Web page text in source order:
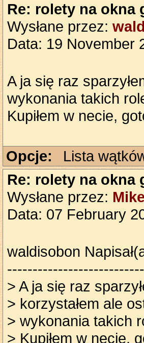
Re: rolety na okna
Wysłane przez:
Data: 19 November
A ja się raz
wykonania takich
Kupiłem w necie,
Opcje: Lista
Re: rolety na okna
Wysłane przez:
Data: 07 February
waldisobon
> A ja się raz
> korzystałem ale
> wykonania takich
> Kupiłem w necie,